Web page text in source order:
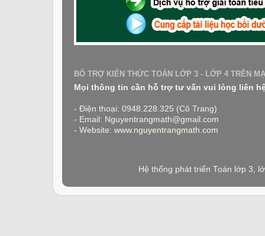
BỔ TRỢ KIẾN THỨC TOÁN LỚP 3 - LỚP 4 TRÊN
Mọi thông tin cần hỗ trợ tư vấn vui lòng liên
- Điện thoại: 0948.228.325 (Cô Trang)
- Email: Nguyentrangmath@gmail.com
- Website: www.nguyentrangmath.com
Hệ thống phát triển Toán lớp 3,